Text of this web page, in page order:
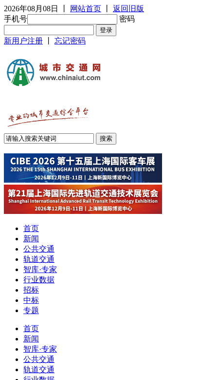
2026年08月08日 网站首页
返回旧版
手机号
密码
新用户注册 忘记密码
首页
新闻
公共交通
轨道交通
智库·专家
行业数据
招标
中标
专题
首页
新闻
智库·专家
公共交通
轨道交通